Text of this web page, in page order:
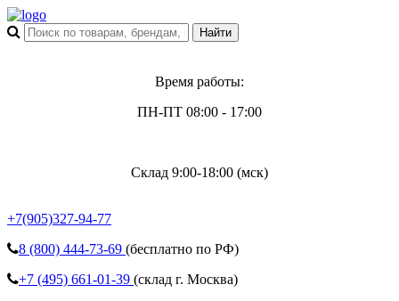
Время работы:
ПН-ПТ 08:00 - 17:00
Склад 9:00-18:00 (мск)
+7(905)327-94-77
8 (800) 444-73-69 (бесплатно по РФ)
+7 (495) 661-01-39 (склад г. Москва)